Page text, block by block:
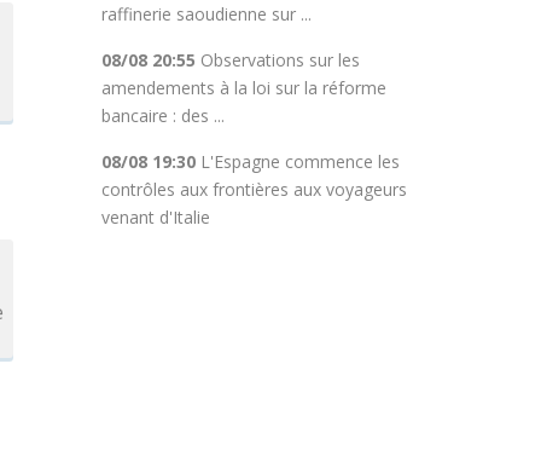
raffinerie saoudienne sur ...
08/08 20:55 Observations sur les
amendements à la loi sur la réforme
bancaire : des ...
08/08 19:30L'Espagne commence les
contrôles aux frontières aux voyageurs
venant d'Italie